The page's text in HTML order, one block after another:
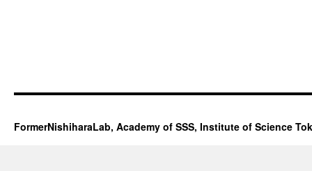
FormerNishiharaLab, Academy of SSS, Institute of Science